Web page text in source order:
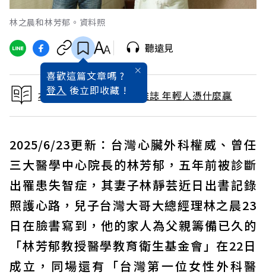
林之晨和林芳郁。資料照
喜歡這篇文章嗎 ?
登入 後立即收藏 !
聽遠見
本文出自 2012 / 8月號雜誌 年輕人憑什麼贏
2025/6/23更新：台灣心臟外科權威、曾任
三大醫學中心院長的林芳郁，五年前被診斷
出罹患失智症，其妻子林靜芸近日出書記錄
照護心路，兒子台灣大哥大總經理林之晨23
日在臉書寫到，他的家人為父親籌備已久的
「林芳郁教授醫學教育衛生基金會」在22日
成立，同場還有「台灣第一位女性外科醫